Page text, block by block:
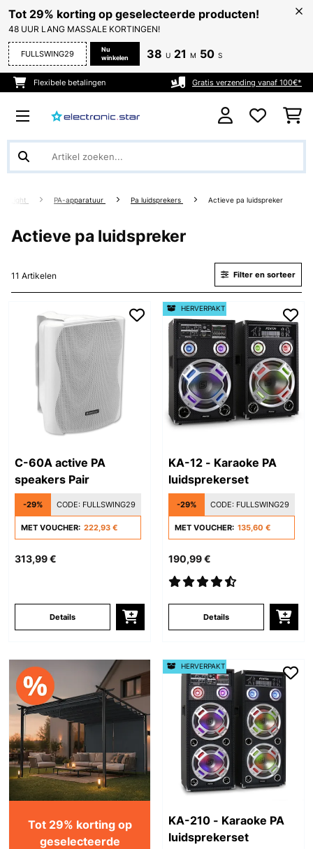
Tot 29% korting op geselecteerde producten!
48 UUR LANG MASSALE KORTINGEN!
FULLSWING29
Nu
winkelen
38 U 21 M 49 S
Flexibele betalingen Gratis verzending vanaf 100€*
& Light PA-apparatuur Pa luidsprekers Actieve pa luidspreker
Actieve pa luidspreker
11 Artikelen Filter en sorteer
C-60A active PA
speakers Pair
-29% CODE: FULLSWING29
MET VOUCHER: 222,93 €
313,99 €
Details
KA-12 - Karaoke PA
luidsprekerset
-29% CODE: FULLSWING29
MET VOUCHER: 135,60 €
190,99 €
Details
HERVERPAKT
Tot 29% korting op
geselecteerde
KA-210 - Karaoke PA
luidsprekerset
HERVERPAKT